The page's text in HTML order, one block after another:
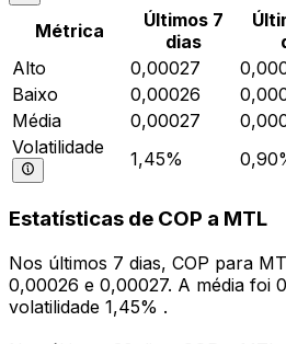
Métrica
Últimos 7
dias
Alto
0,00027
Baixo
0,00026
Média
0,00027
Volatilidade
1,45%
Estatísticas de COP a MTL
Nos últimos 7 dias, COP para
0,00026 e 0,00027. A média foi
volatilidade 1,45% .